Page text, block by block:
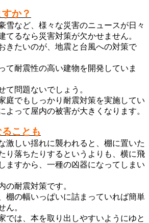
か？
雪など、様々な災害のニュースが日々
てるなら災害対策が欠かせません。
きたいのが、地震と台風への対策で
て耐震性の高い建物を開発していま
て問題ないでしょう。
庭でもしっかり耐震対策を実施してい
よって屋内の被害が大きくなります。
ことも
激しい揺れに襲われると、棚に置いた
り落ちたりするというよりも、横に飛
ますから、一種の凶器になってしまい
の耐震対策です。
棚の幅いっぱいに詰まっていれば簡単
ん。
では、本を取り出しやすいようにゆと